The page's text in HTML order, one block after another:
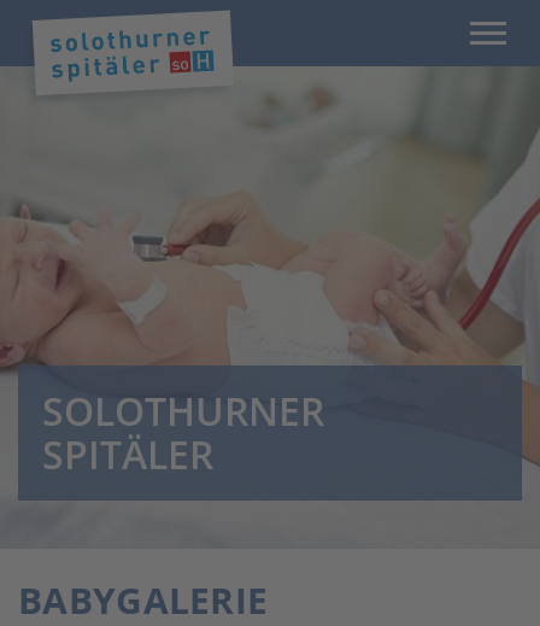
SOLOTHURNER
SPITÄLER
BABYGALERIE